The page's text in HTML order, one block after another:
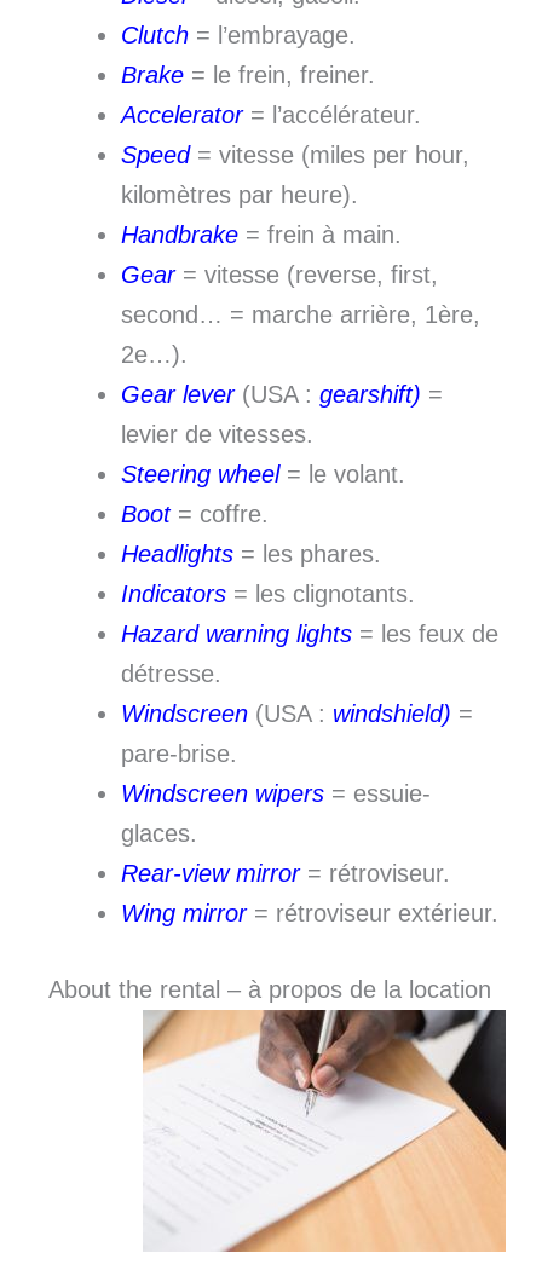
Clutch = l’embrayage.
Brake = le frein, freiner.
Accelerator= l’accélérateur.
Speed= vitesse (miles per hour,
kilomètres par heure).
Handbrake = frein à main.
Gear= vitesse (reverse, first,
second… = marche arrière, 1ère,
2e…).
Gear lever (USA : gearshift) =
levier de vitesses.
Steering wheel= le volant.
Boot= coffre.
Headlights = les phares.
Indicators = les clignotants.
Hazard warning lights = les feux de
détresse.
Windscreen (USA : windshield) =
pare-brise.
Windscreen wipers = essuie-
glaces.
Rear-view mirror = rétroviseur.
Wing mirror = rétroviseur extérieur.
About the rental – à propos de la location